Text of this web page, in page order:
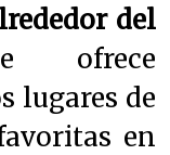
del
ofrece
lugares de
en